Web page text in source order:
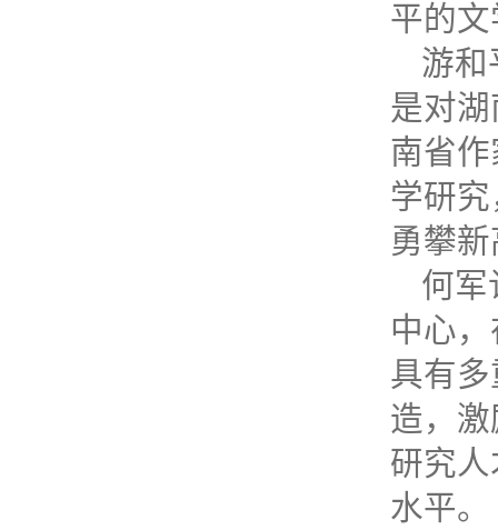
平的
游和
是对
南省
学研
勇攀
何军
中心
具有
造，
研究
水平。